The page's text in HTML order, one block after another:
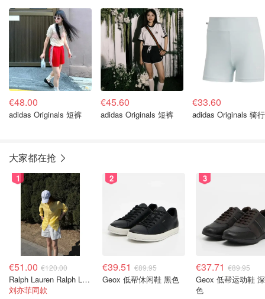
€48.00
adidas Originals 短裤
€45.60
adidas Originals 短裤
€33.60
adidas Originals 骑
大家都在抢
1
€51.00 €120.00
Ralph Lauren Ralph Lauren 男童亚麻衬衫
刘亦菲同款
2
€39.51 €89.95
Geox 低帮休闲鞋 黑色
3
€37.71 €89.95
Geox 低帮运动鞋
色